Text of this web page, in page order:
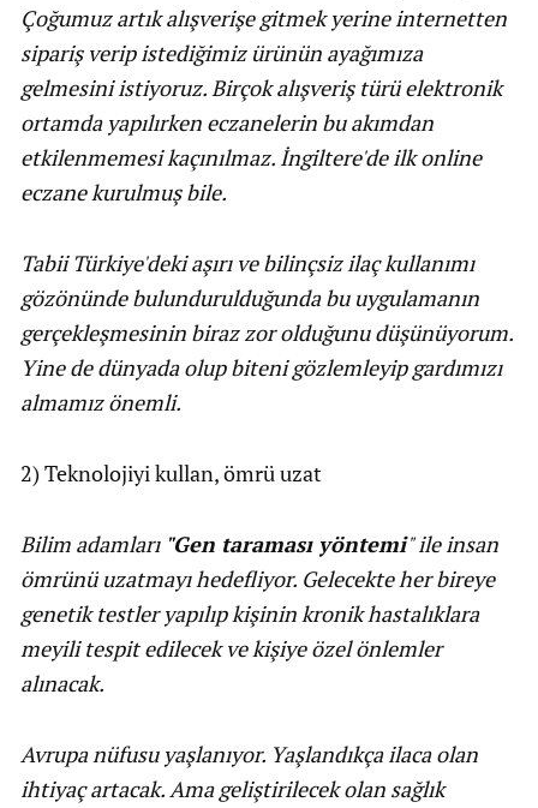
Çoğumuz artık alışverişe gitmek yerine internetten
sipariş verip istediğimiz ürünün ayağımıza
gelmesini istiyoruz. Birçok alışveriş türü elektronik
ortamda yapılırken eczanelerin bu akımdan
etkilenmemesi kaçınılmaz. İngiltere'de ilk online
eczane kurulmuş bile.
Tabii Türkiye'deki aşırı ve bilinçsiz ilaç kullanımı
gözönünde bulundurulduğunda bu uygulamanın
gerçekleşmesinin biraz zor olduğunu düşünüyorum.
Yine de dünyada olup biteni gözlemleyip gardımızı
almamız önemli.
2) Teknolojiyi kullan, ömrü uzat
Bilim adamları "Gen taraması yöntemi" ile insan
ömrünü uzatmayı hedefliyor. Gelecekte her bireye
genetik testler yapılıp kişinin kronik hastalıklara
meyili tespit edilecek ve kişiye özel önlemler
alınacak.
Avrupa nüfusu yaşlanıyor. Yaşlandıkça ilaca olan
ihtiyaç artacak. Ama geliştirilecek olan sağlık